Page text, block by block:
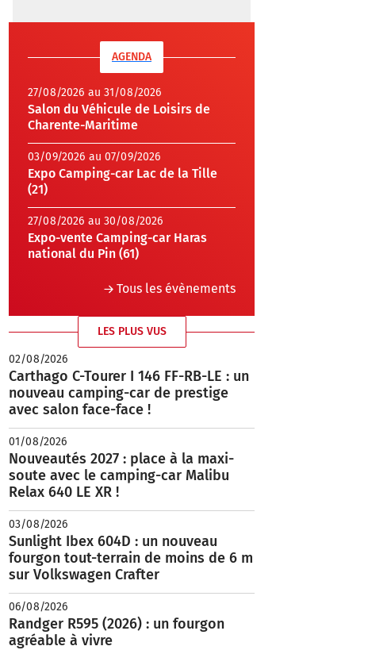
AGENDA
27/08/2026 au 31/08/2026
Salon du Véhicule de Loisirs de
Charente-Maritime
03/09/2026 au 07/09/2026
Expo Camping-car Lac de la Tille
(21)
27/08/2026 au 30/08/2026
Expo-vente Camping-car Haras
national du Pin (61)
Tous les évènements
LES PLUS VUS
02/08/2026
Carthago C-Tourer I 146 FF-RB-LE : un
nouveau camping-car de prestige
avec salon face-face !
01/08/2026
Nouveautés 2027 : place à la maxi-
soute avec le camping-car Malibu
Relax 640 LE XR !
03/08/2026
Sunlight Ibex 604D : un nouveau
fourgon tout-terrain de moins de 6 m
sur Volkswagen Crafter
06/08/2026
Randger R595 (2026) : un fourgon
agréable à vivre